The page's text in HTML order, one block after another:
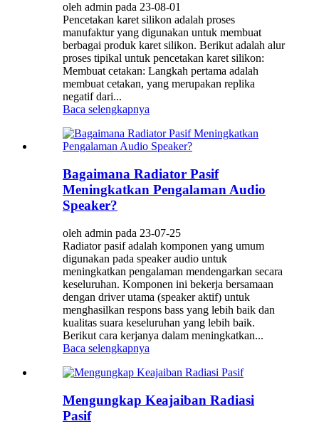
oleh admin pada 23-08-01
Pencetakan karet silikon adalah proses
manufaktur yang digunakan untuk membuat
berbagai produk karet silikon. Berikut adalah alur
proses tipikal untuk pencetakan karet silikon:
Membuat cetakan: Langkah pertama adalah
membuat cetakan, yang merupakan replika
negatif dari...
Baca selengkapnya
Bagaimana Radiator Pasif
Meningkatkan Pengalaman Audio
Speaker?
oleh admin pada 23-07-25
Radiator pasif adalah komponen yang umum
digunakan pada speaker audio untuk
meningkatkan pengalaman mendengarkan secara
keseluruhan. Komponen ini bekerja bersamaan
dengan driver utama (speaker aktif) untuk
menghasilkan respons bass yang lebih baik dan
kualitas suara keseluruhan yang lebih baik.
Berikut cara kerjanya dalam meningkatkan...
Baca selengkapnya
Mengungkap Keajaiban Radiasi
Pasif